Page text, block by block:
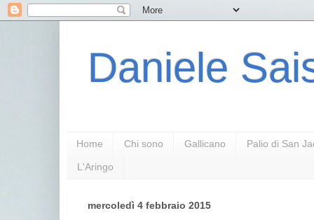
Daniele
Home Chi sono Gallicano Palio di San
L'Aringo
mercoledì 4 febbraio 2015